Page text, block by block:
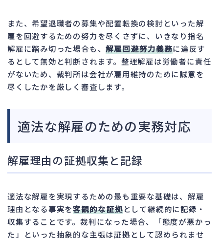
また、希望退職者の募集や配置転換の検討といった解
雇を回避するための努力を尽くさずに、いきなり指名
解雇に踏み切った場合も、解雇回避努力義務に違反す
るとして無効と判断されます。整理解雇は労働者に責任
がないため、裁判所は会社が雇用維持のために誠意を
尽くしたかを厳しく審査します。
適法な解雇のための実務対応
解雇理由の証拠収集と記録
適法な解雇を実現するための最も重要な基礎は、解雇
理由となる事実を客観的な証拠として継続的に記録・
収集することです。裁判になった場合、「態度が悪かっ
た」といった抽象的な主張は証拠として認められませ